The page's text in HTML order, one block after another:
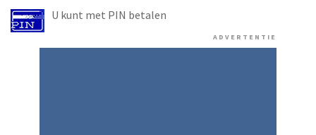
U kunt met PIN betalen
ADVERTENTIE